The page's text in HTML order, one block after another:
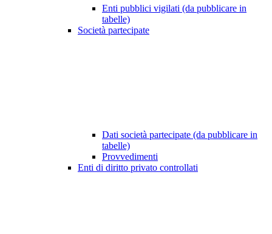
Enti pubblici vigilati (da pubblicare in
tabelle)
Società partecipate
Dati società partecipate (da pubblicare in
tabelle)
Provvedimenti
Enti di diritto privato controllati